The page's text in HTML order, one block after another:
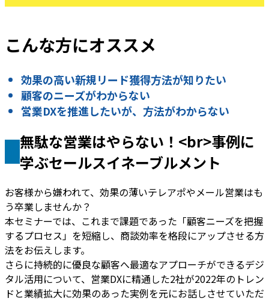
こんな方にオススメ
効果の高い新規リード獲得方法が知りたい
顧客のニーズがわからない
営業DXを推進したいが、方法がわからない
無駄な営業はやらない！<br>事例に
学ぶセールスイネーブルメント
お客様から嫌われて、効果の薄いテレアポやメール営業はも
う卒業しませんか？
本セミナーでは、これまで課題であった「顧客ニーズを把握
するプロセス」を短縮し、商談効率を格段にアップさせる方
法をお伝えします。
さらに持続的に優良な顧客へ最適なアプローチができるデジ
タル活用について、営業DXに精通した2社が2022年のトレン
ドと業績拡大に効果のあった実例を元にお話しさせていただ